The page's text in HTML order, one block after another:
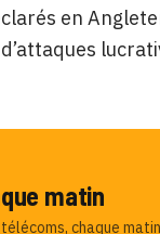
en
matin
chaque